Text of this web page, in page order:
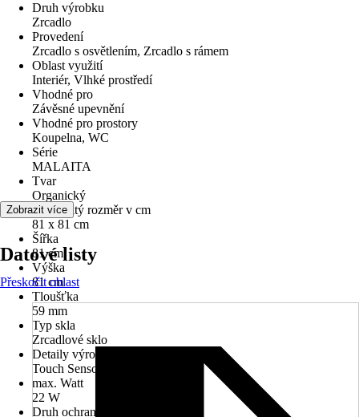
Druh výrobku
Zrcadlo
Provedení
Zrcadlo s osvětlením, Zrcadlo s rámem
Oblast využití
Interiér, Vlhké prostředí
Vhodné pro
Závěsné upevnění
Vhodné pro prostory
Koupelna, WC
Série
MALAITA
Tvar
Organický
Jmenovitý rozměr v cm
81 x 81 cm
Šířka
81 cm
Výška
81 cm
Tloušťka
59 mm
Typ skla
Zrcadlové sklo
Detaily výrobku
Touch Sensor, Systém Anti-Fog
max. Watt
22 W
Druh ochrany
Zobrazit více
Datové listy
Přeskočit oblast